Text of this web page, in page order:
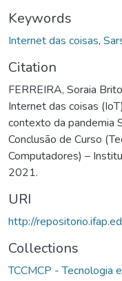
Keywords
Internet das coisas,
Citation
FERREIRA, Soraia
Internet das coisas
contexto da pandemia
Conclusão de Curso
Computadores) –
2021.
URI
http://
Collections
TCCMCP - Tecnologia